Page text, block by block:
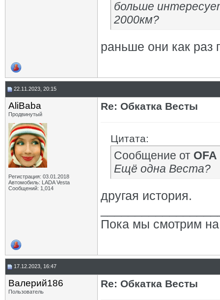
больше
2000км?
раньше они как
22.11.2023, 20:15
AliBaba
Продвинутый
Регистрация: 03.01.2018
Автомобиль: LADA Vesta
Сообщений: 1,014
Re: Обкатка Весты
Цитата:
Сообщение от OFA
Ещё одна Веста?
другая история.
Пока мы смотрим
17.12.2023, 16:47
Валерий186
Пользователь
Re: Обкатка Весты